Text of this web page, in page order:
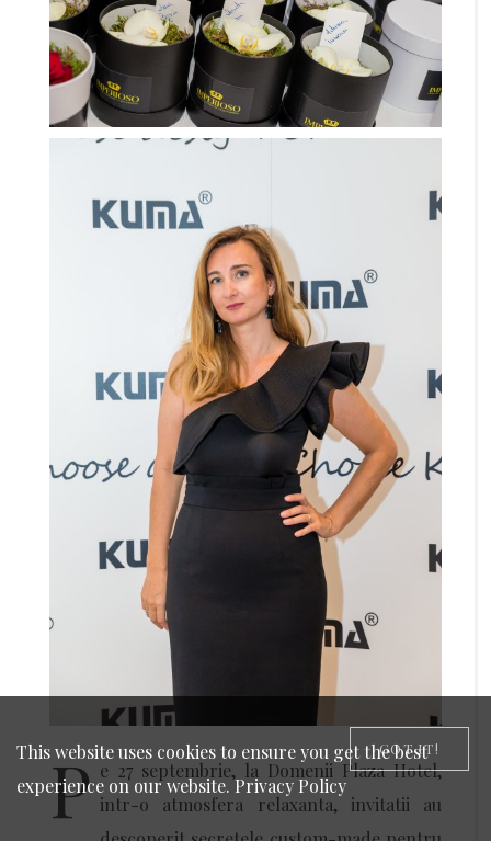
P e 27 septembrie, la Domenii Plaza Hotel,
intr-o atmosfera relaxanta, invitatii au
GOT IT!
This website uses cookies to ensure you get the best
experience on our website.Privacy Policy